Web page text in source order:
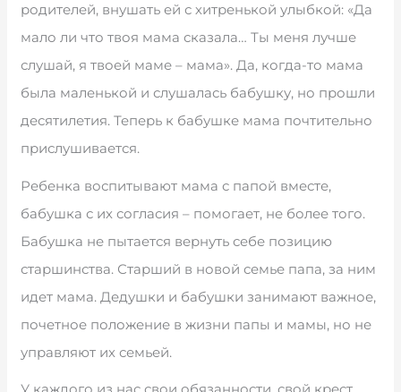
родителей, внушать ей с хитренькой улыбкой: «Да
мало ли что твоя мама сказала… Ты меня лучше
слушай, я твоей маме – мама». Да, когда-то мама
была маленькой и слушалась бабушку, но прошли
десятилетия. Теперь к бабушке мама почтительно
прислушивается.
Ребенка воспитывают мама с папой вместе,
бабушка с их согласия – помогает, не более того.
Бабушка не пытается вернуть себе позицию
старшинства. Старший в новой семье папа, за ним
идет мама. Дедушки и бабушки занимают важное,
почетное положение в жизни папы и мамы, но не
управляют их семьей.